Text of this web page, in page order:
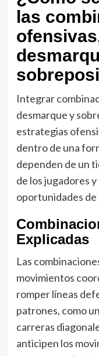
las
Integrar
desmarque y
estrategias
dentro de una
dependen de un
de los jugadores
oportunidades de
Explicadas
Las
movimientos
romper líneas
patrones, como
carreras
anticipen los